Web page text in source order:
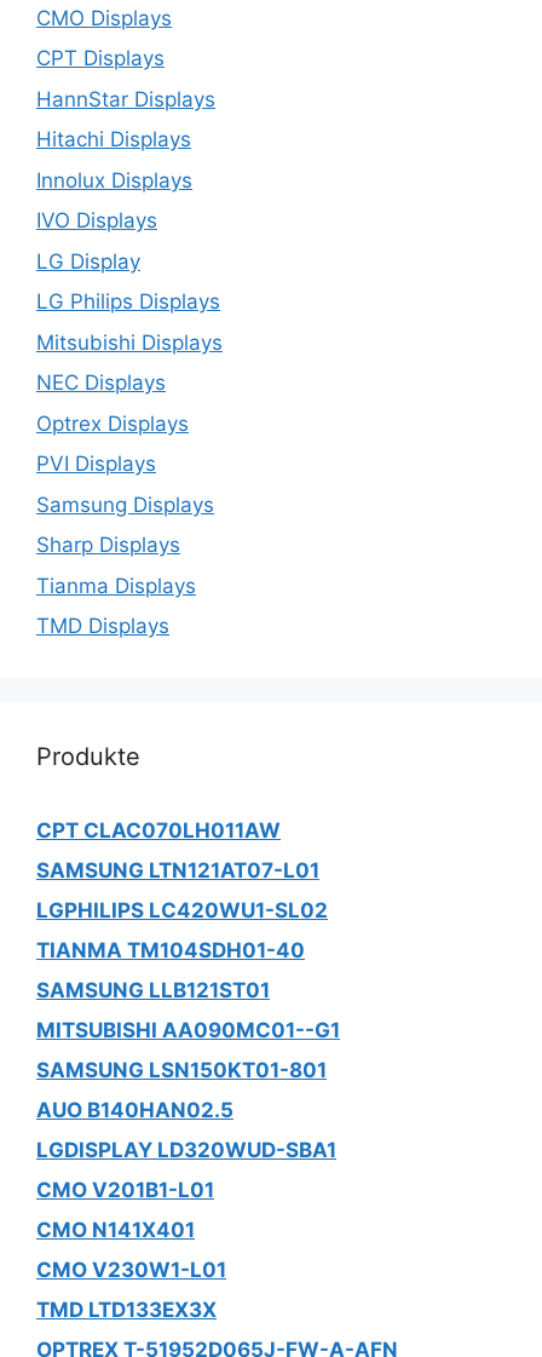
CMO Displays
CPT Displays
HannStar Displays
Hitachi Displays
Innolux Displays
IVO Displays
LG Display
LG Philips Displays
Mitsubishi Displays
NEC Displays
Optrex Displays
PVI Displays
Samsung Displays
Sharp Displays
Tianma Displays
TMD Displays
Produkte
CPT CLAC070LH011AW
SAMSUNG LTN121AT07-L01
LGPHILIPS LC420WU1-SL02
TIANMA TM104SDH01-40
SAMSUNG LLB121ST01
MITSUBISHI AA090MC01--G1
SAMSUNG LSN150KT01-801
AUO B140HAN02.5
LGDISPLAY LD320WUD-SBA1
CMO V201B1-L01
CMO N141X401
CMO V230W1-L01
TMD LTD133EX3X
OPTREX T-51952D065J-FW-A-AFN